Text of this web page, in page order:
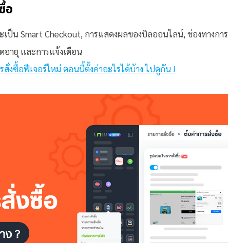
อ
ป็น Smart Checkout, การแสดงผลของบิลออนไลน์, ช่องทางการ
อายุ และการแจ้งเตือน
สั่งซื้อฟีเจอร์ใหม่ ตอนนี้ตั้งค่าอะไรได้บ้าง ไปดูกัน !